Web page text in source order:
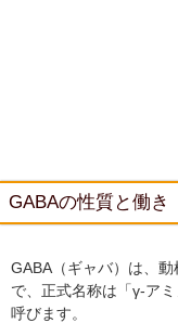
GABAの性質と働き
GABA（ギャバ）は、
で、正式名称は「γ-ア
呼びます。